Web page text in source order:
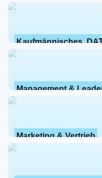
Kaufmännisches,
Management &
Marketing & Vertrieb